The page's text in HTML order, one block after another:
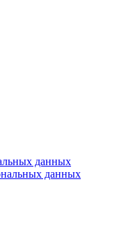
данных
данных